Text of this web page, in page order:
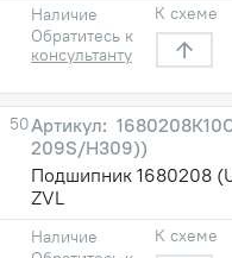
Наличие
Обратитесь к
консультанту
К схеме
50
209S/H309))
Подшипник 1680208
ZVL
Наличие
К схеме